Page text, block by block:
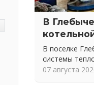
В
В поселке
системы
07 августа